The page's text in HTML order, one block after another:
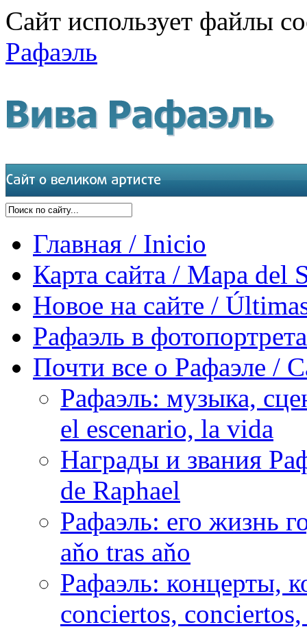
Сайт использует файлы
Рафаэль
Главная / Inicio
Карта сайта / Mapa del
Новое на сайте /
Рафаэль в
Почти все о Рафаэле /
Рафаэль: музыка,
el escenario, la vida
Награды и звания
de Raphael
Рафаэль: его жизнь
aňo tras aňo
Рафаэль: концерты,
conciertos,